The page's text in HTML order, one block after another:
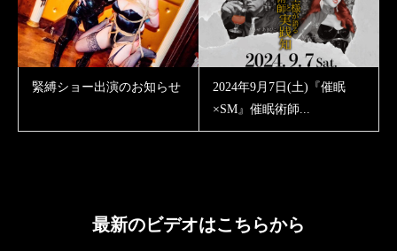
緊縛ショー出演のお知らせ
2024年9月7日(土)『催眠
×SM』催眠術師...
最新のビデオはこちらから